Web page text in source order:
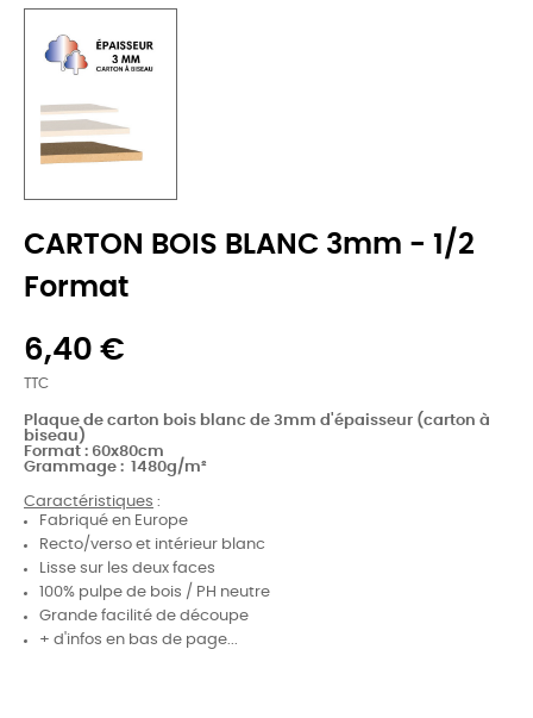
CARTON BOIS BLANC 3mm - 1/2
Format
6,40 €
TTC
Plaque de carton bois blanc de 3mm d'épaisseur (carton à
biseau)
Format : 60x80cm
Grammage :
1480g/m²
Caractéristiques :
Fabriqué en Europe
Recto/verso et intérieur blanc
Lisse sur les deux faces
100% pulpe de bois / PH neutre
Grande facilité de découpe
+ d'infos en bas de page...